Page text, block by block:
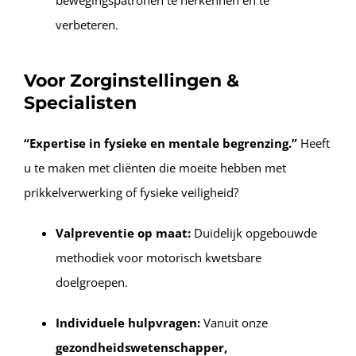
verbeteren.
Voor Zorginstellingen &
Specialisten
“Expertise in fysieke en mentale begrenzing.”Heeft
u te maken met cliënten die moeite hebben met
prikkelverwerking of fysieke veiligheid?
Valpreventie op maat:Duidelijk opgebouwde
methodiek voor motorisch kwetsbare
doelgroepen.
Individuele hulpvragen:Vanuit onze
gezondheidswetenschapper,